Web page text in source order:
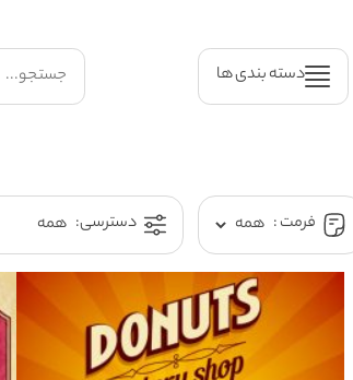
دسته بندی ها
فرمت : دسترسی: